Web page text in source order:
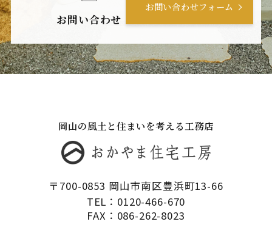
お問い合わせ
お問い合わせフォーム
岡山の風土と住まいを考える工務店
〒700-0853 岡山市南区豊浜町13-66
TEL：0120-466-670
FAX：086-262-8023